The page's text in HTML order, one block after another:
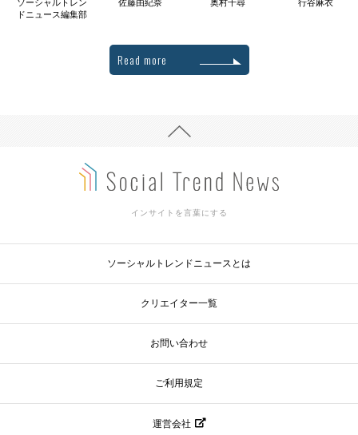
ソーシャルトレン
ドニュース編集部
佐藤由紀奈 奥村千尋 行谷麻衣
Read more
インサイトを言葉にする
ソーシャルトレンドニュースとは
クリエイター一覧
お問い合わせ
ご利用規定
運営会社